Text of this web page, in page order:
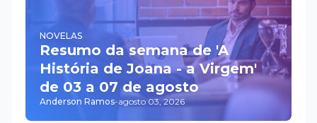
NOVELAS
Resumo da semana de 'A
História de Joana - a Virgem'
de 03 a 07 de agosto
Anderson Ramos-agosto 03, 2026